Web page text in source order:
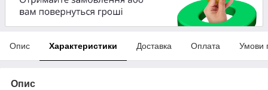
Опис Характеристики Доставка Оплата Умови
Опис